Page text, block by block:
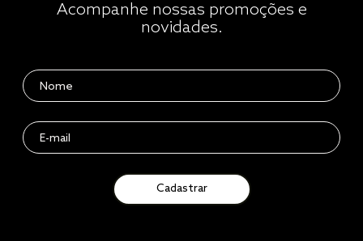
Acompanhe nossas promoções e
novidades.
Cadastrar